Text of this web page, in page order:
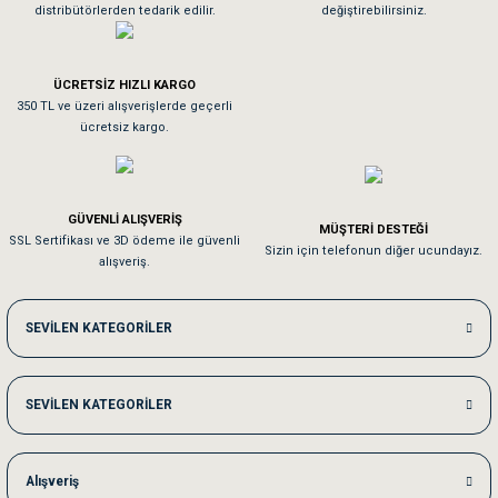
Tavşanım kafesinin kalitesine ve paketlemesine bayıldım
Sa**** On******
Kedilerim beğeniyorlar. Memnunuz. Uygun fiyatta olması iyi.
Me***** Ya******
Akşam verdiğim sipariş bir sonraki gün elime ulaştı. Jack russell köpeğim
Ka***** Ar******
Ufak bir sorun harici sorun olmadı sağolsunlar onuda hemen çözdüler
distribütörlerden tedarik edilir.
değiştirebilirsiniz.
ÜCRETSİZ HIZLI KARGO
350 TL ve üzeri alışverişlerde geçerli
ücretsiz kargo.
GÜVENLİ ALIŞVERİŞ
SSL Sertifikası ve 3D ödeme ile güvenli
alışveriş.
MÜŞTERİ DESTEĞİ
Sizin için telefonun diğer ucundayız.
SEVİLEN KATEGORİLER
SEVİLEN KATEGORİLER
Alışveriş